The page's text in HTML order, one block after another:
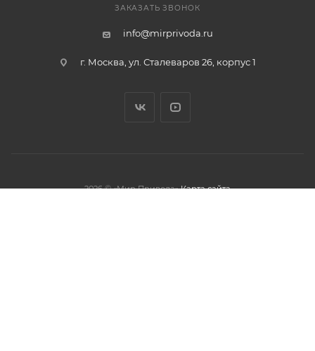
ЗАКАЗАТЬ ЗВОНОК
info@mirprivoda.ru
г. Москва, ул. Сталеваров 26, корпус 1
2026 © «Мир Привода» Карта сайта